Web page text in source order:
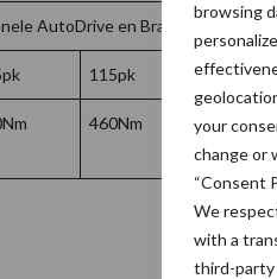
browsing
your
change or
“Consent
We
with a
third-party
AutoDrive en Brake-to-Neutral
115pk
460Nm